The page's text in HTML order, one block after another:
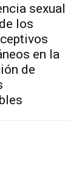
sexual
los
en la
de